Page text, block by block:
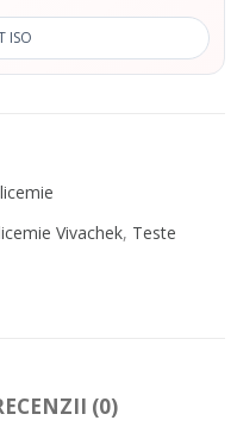
ISO
Vivachek, Teste
(0)